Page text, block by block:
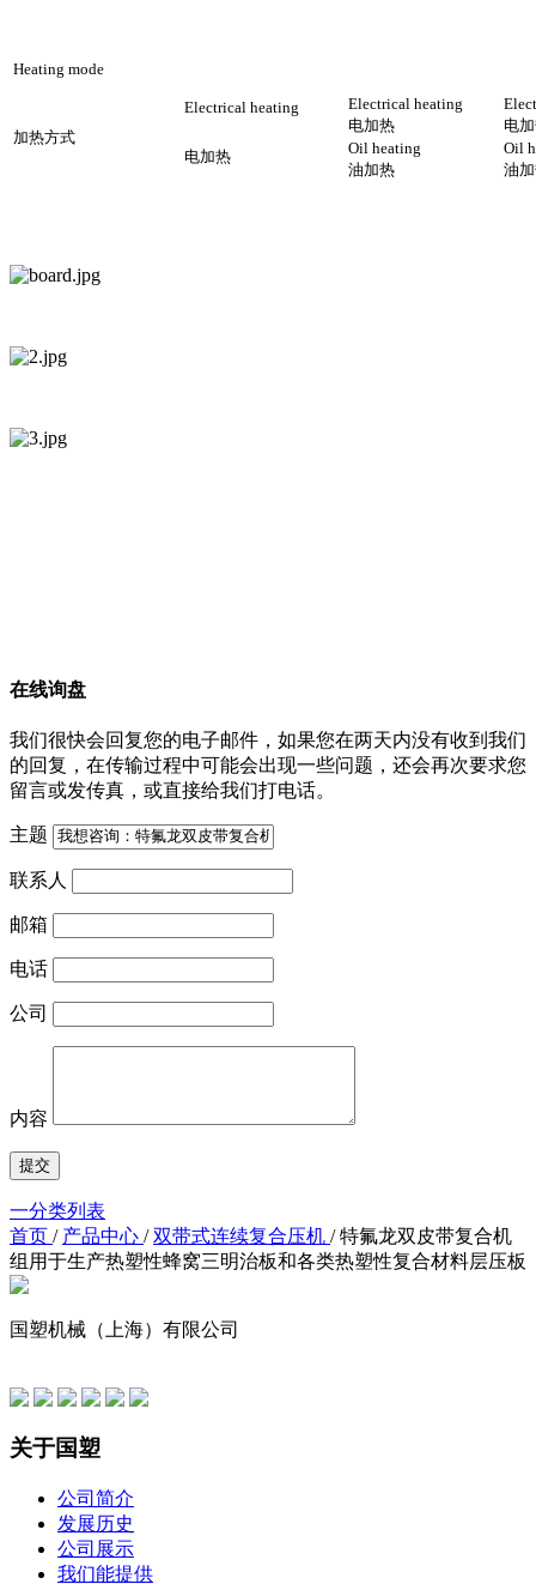
Heating mode
加热方式
Electrical heating
电加热
Electrical heating
电加热
Oil heating
油加热
电
Oil
油
在线询盘
我们很快会回复您的电子邮件，如果您在两天内没有收到我们
的回复，在传输过程中可能会出现一些问题，还会再次要求您
留言或发传真，或直接给我们打电话。
主题
联系人
邮箱
电话
公司
内容
一分类列表
首页 / 产品中心 /双带式连续复合压机 /特氟龙双皮带复合机
组用于生产热塑性蜂窝三明治板和各类热塑性复合材料层压板
国塑机械（上海）有限公司
关于国塑
公司简介
发展历史
公司展示
我们能提供